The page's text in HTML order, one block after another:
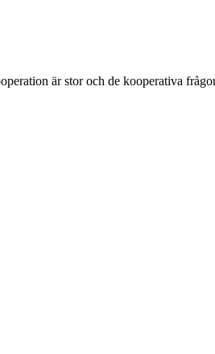
är stor och de kooperativa